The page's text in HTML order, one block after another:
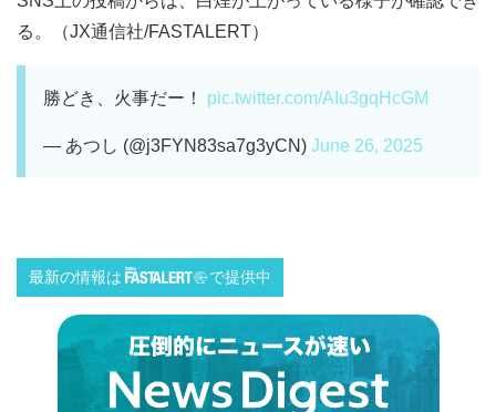
る。（JX通信社/FASTALERT）
勝どき、火事だー！ pic.twitter.com/AIu3gqHcGM
— あつし (@j3FYN83sa7g3yCN) June 26, 2025
最新の情報は で提供中